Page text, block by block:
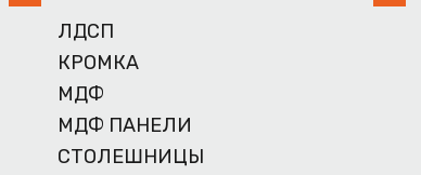
ЛДСП
КРОМКА
МДФ
МДФ ПАНЕЛИ
СТОЛЕШНИЦЫ